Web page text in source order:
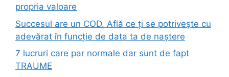
propria valoare
Succesul are un COD. Află ce ți se potrivește cu
adevărat în funcție de data ta de naștere
7 lucruri care par normale dar sunt de fapt
TRAUME